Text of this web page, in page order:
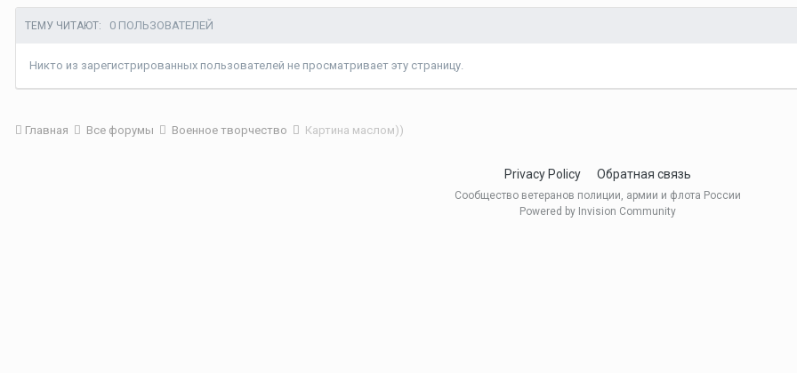
ТЕМУ ЧИТАЮТ: 0 ПОЛЬЗОВАТЕЛЕЙ
Никто из зарегистрированных пользователей не просматривает эту страницу.
Главная Все форумы Военное творчество Картина маслом))
Privacy Policy Обратная связь
Сообщество ветеранов полиции, армии и флота России
Powered by Invision Community